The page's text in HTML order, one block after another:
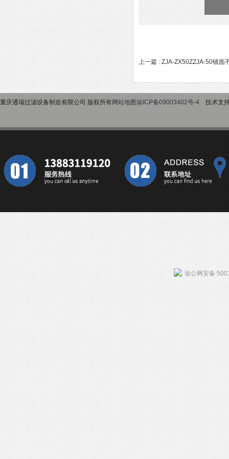
上一篇 : ZJA-ZX50ZZJA-50镜面
重庆通瑞过滤设备制造有限公司 版权所有网站地图渝ICP备09003402号-4 技术支
渝公网安备